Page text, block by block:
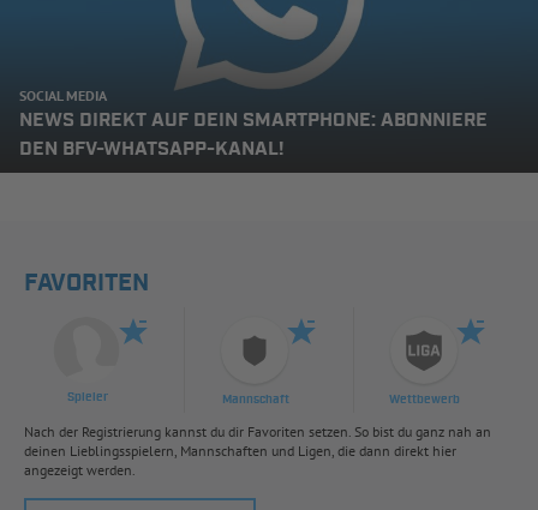
SOCIAL MEDIA
NEWS DIREKT AUF DEIN SMARTPHONE: ABONNIERE
DEN BFV-WHATSAPP-KANAL!
FAVORITEN
Spieler Mannschaft Wettbewerb
Nach der Registrierung kannst du dir Favoriten setzen. So bist du ganz nah an
deinen Lieblingsspielern, Mannschaften und Ligen, die dann direkt hier
angezeigt werden.